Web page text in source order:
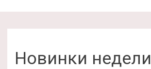
Новинки недели